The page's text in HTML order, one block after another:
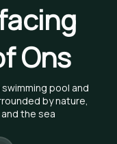
Ons
pool and
by nature,
the sea